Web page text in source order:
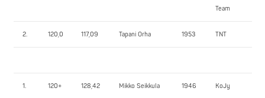
Team
2. 120,0 117,09 Tapani Orha 1953 TNT
1. 120+ 128,42 Mikko Seikkula 1946 KoJy